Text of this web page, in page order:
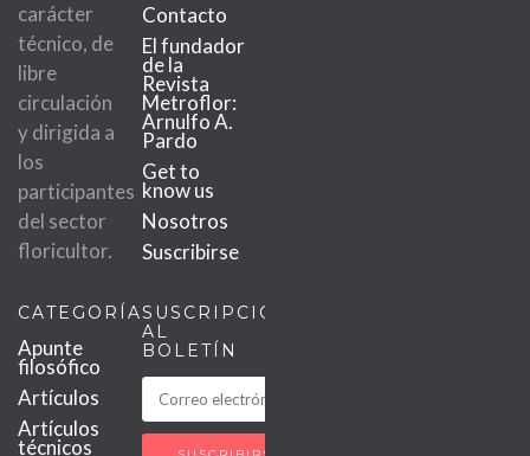
carácter
técnico, de
libre
circulación
y dirigida a
los
participantes
del sector
floricultor.
Contacto
El fundador
de la
Revista
Metroflor:
Arnulfo A.
Pardo
Get to
know us
Nosotros
Suscribirse
CATEGORÍAS
Apunte
filosófico
Artículos
Artículos
técnicos
SUSCRIPCIÓN
AL
BOLETÍN